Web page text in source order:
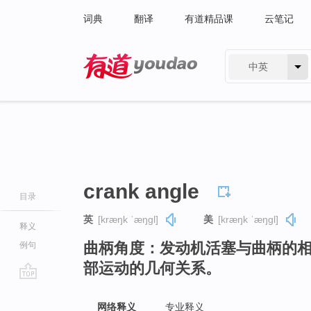
词典 翻译 有道精品课 云笔记
中英
目录
释义
例句
crank angle
英 [kræŋk ˈæŋɡl] 美 [kræŋk ˈæŋɡl]
曲柄角度：发动机活塞与曲柄的
部运动的几何关系。
网络释义 专业释义